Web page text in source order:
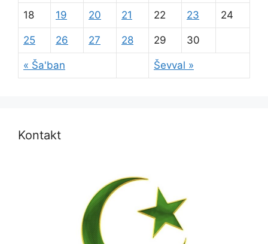
« Ša'ban Ševval »
18 19 20 21 22 23 24
25 26 27 28 29 30
Kontakt